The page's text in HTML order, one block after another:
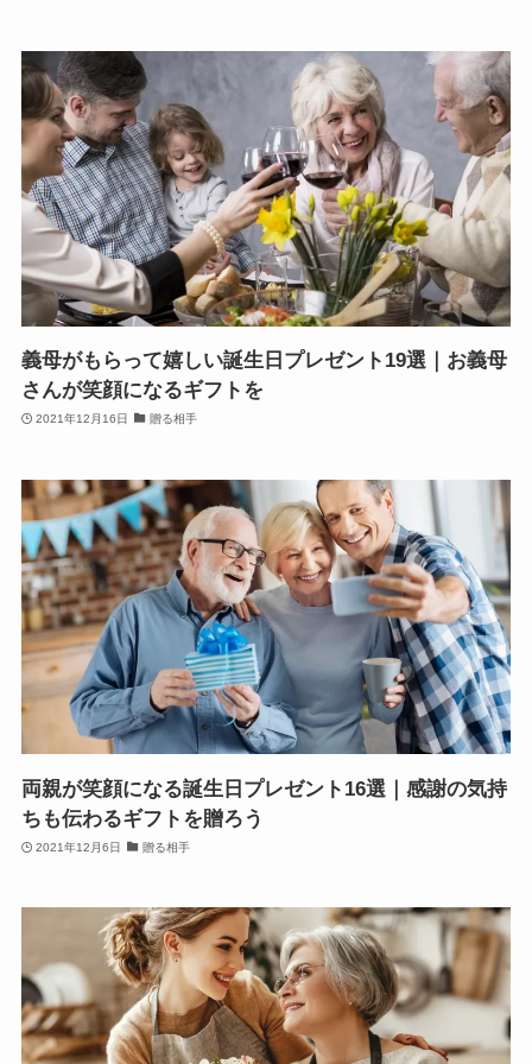
義母がもらって嬉しい誕生日プレゼント19選｜お義母
さんが笑顔になるギフトを
2021年12月16日 贈る相手
両親が笑顔になる誕生日プレゼント16選｜感謝の気持
ちも伝わるギフトを贈ろう
2021年12月6日 贈る相手